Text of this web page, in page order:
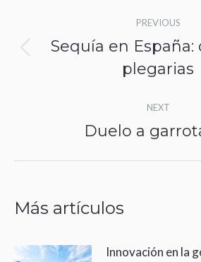
navigation
PREVIOUS
post:
Sequía en España:
plegarias
NEXT
Next
Duelo a
Más artículos
Innovación en la